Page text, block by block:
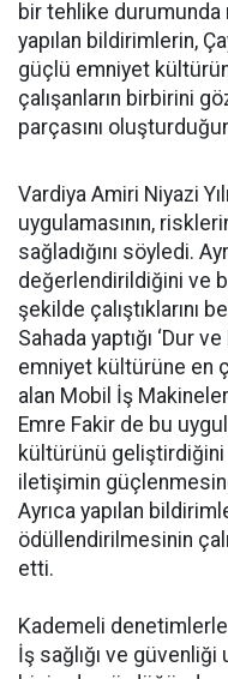
bir tehlike
yapılan bildirimlerin,
güçlü emniyet
çalışanların birbirini
parçasını
Vardiya Amiri Niyazi
uygulamasının,
sağladığını söyledi.
değerlendirildiğini ve
şekilde çalıştıklarını
Sahada yaptığı ‘Dur
emniyet kültürüne en
alan Mobil İş
Emre Fakir de bu
kültürünü geliştirdiğini
iletişimin
Ayrıca yapılan
ödüllendirilmesinin
etti.
Kademeli
İş sağlığı ve güvenliği